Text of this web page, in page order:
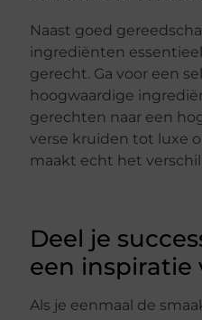
Naast goed
ingrediënten
gerecht. Ga voor een
hoogwaardige
gerechten naar een
verse kruiden tot luxe
maakt echt het verschil
Deel je
een inspiratie
Als je eenmaal de